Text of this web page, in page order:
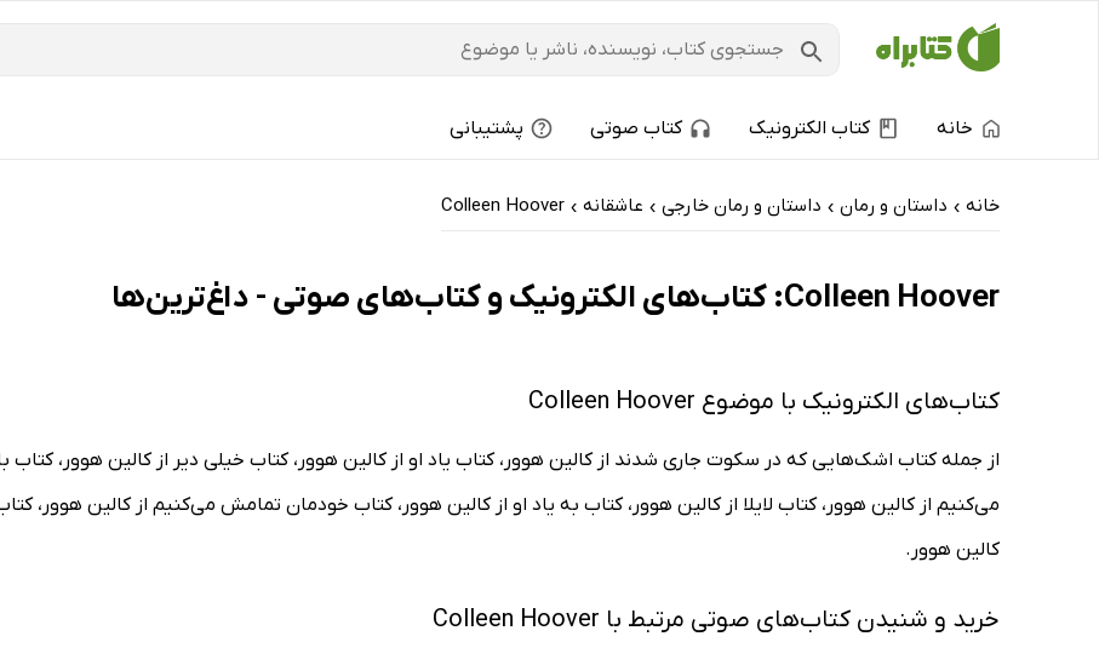
خانه کتاب الکترونیک کتاب صوتی پشتیبانی
خانه › داستان و رمان › داستان و رمان خارجی › عاشقانه ›
Colleen Hoover
Colleen Hoover: کتاب‌های الکترونیک و کتاب‌های صوتی - داغ‌ترین‌ها
کتاب‌های الکترونیک با موضوع Colleen Hoover
از جمله کتاب اشک‌هایی که در سکوت جاری شدند از کالین هوور، کتاب یاد او از کالین هوور، کتاب خیلی دیر از کالین هوور،
می‌کنیم از کالین هوور، کتاب لایلا از کالین هوور، کتاب به یاد او از کالین هوور، کتاب خودمان تمامش می‌کنیم از کالین هوور،
کالین هوور.
خرید و شنیدن کتاب‌های صوتی مرتبط با Colleen Hoover